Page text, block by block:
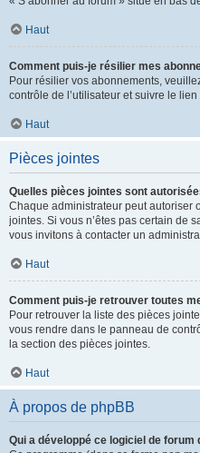
Haut
Comment puis-je résilier mes
Pour résilier vos abonnements,
contrôle de l’utilisateur et suivre le
Haut
Pièces jointes
Quelles pièces jointes sont
Chaque administrateur peut autoriser
jointes. Si vous n’êtes pas certain de
vous invitons à contacter un
Haut
Comment puis-je retrouver toutes
Pour retrouver la liste des pièces
vous rendre dans le panneau de
la section des pièces jointes.
Haut
À propos de phpBB
Qui a développé ce logiciel de forum